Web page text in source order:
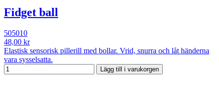
Fidget ball
505010
48,00 kr
Elastisk sensorisk pillerill med bollar. Vrid, snurra och låt händerna
vara sysselsatta.
Lägg till i varukorgen